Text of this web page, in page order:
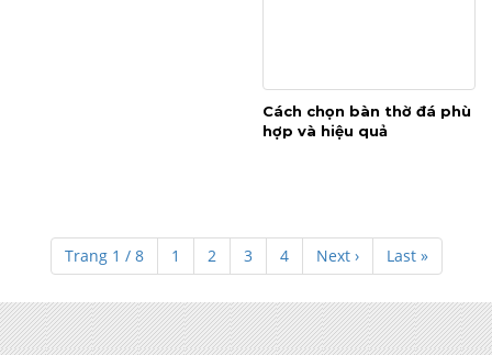
Cách chọn bàn thờ đá phù
hợp và hiệu quả
Trang 1 / 8 1 2 3 4 Next › Last »